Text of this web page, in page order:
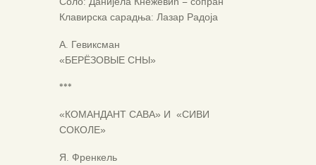
Клавирска сарадња: Лазар Радоја
А. Гевиксман
«БЕРЁЗОВЫЕ СНЫ»
***
«КОМАНДАНТ САВА» И «СИВИ
СОКОЛЕ»
Я. Френкель